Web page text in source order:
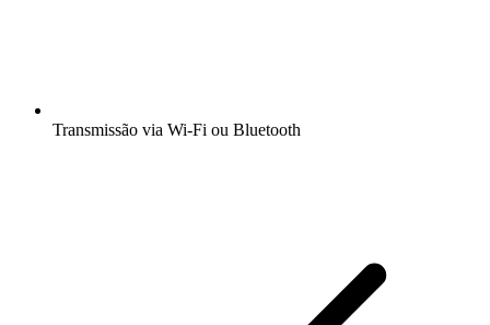
Transmissão via Wi-Fi ou Bluetooth